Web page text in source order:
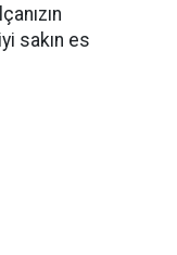
sakın es